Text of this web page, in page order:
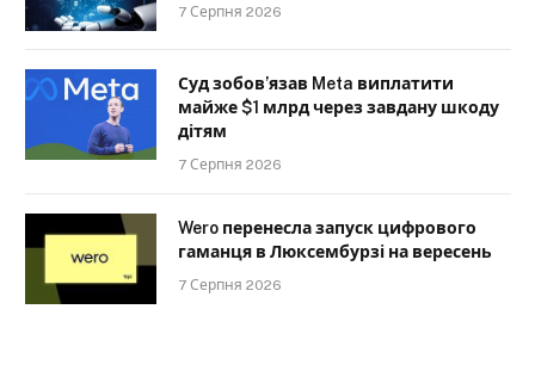
7 Серпня 2026
Суд зобов’язав Meta виплатити
майже $1 млрд через завдану шкоду
дітям
7 Серпня 2026
Wero перенесла запуск цифрового
гаманця в Люксембурзі на вересень
7 Серпня 2026